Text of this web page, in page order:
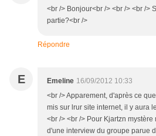
<br /> Bonjour<br /> <br /> <br />
partie?<br />
Répondre
E Emeline 16/09/2012 10:33
<br /> Apparement, d'après ce
mis sur lrur site internet, il y aura
<br /> <br /> Pour Kjartzn
d'une interview du groupe parue